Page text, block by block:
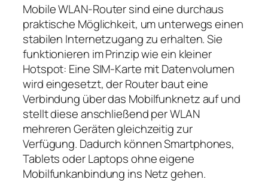
Mobile WLAN‑Router sind eine durchaus
praktische Möglichkeit, um unterwegs einen
stabilen Internetzugang zu erhalten. Sie
funktionieren im Prinzip wie ein kleiner
Hotspot: Eine SIM‑Karte mit Datenvolumen
wird eingesetzt, der Router baut eine
Verbindung über das Mobilfunknetz auf und
stellt diese anschließend per WLAN
mehreren Geräten gleichzeitig zur
Verfügung. Dadurch können Smartphones,
Tablets oder Laptops ohne eigene
Mobilfunkanbindung ins Netz gehen.